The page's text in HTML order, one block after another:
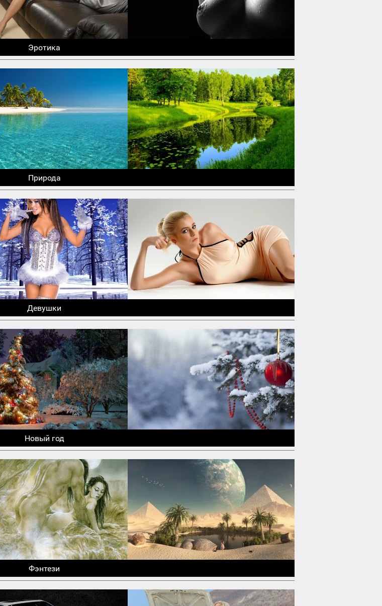
Эротика
Природа
Девушки
Новый год
Фэнтези